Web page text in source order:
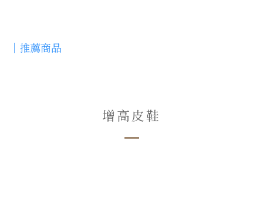
｜推薦商品
增高皮鞋